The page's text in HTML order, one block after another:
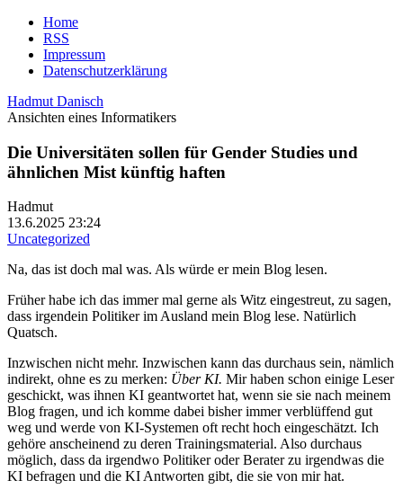
Home
RSS
Impressum
Datenschutzerklärung
Hadmut Danisch
Ansichten eines Informatikers
Die Universitäten sollen für Gender Studies und
ähnlichen Mist künftig haften
Hadmut
13.6.2025 23:24
Uncategorized
Na, das ist doch mal was. Als würde er mein Blog lesen.
Früher habe ich das immer mal gerne als Witz eingestreut, zu sagen,
dass irgendein Politiker im Ausland mein Blog lese. Natürlich
Quatsch.
Inzwischen nicht mehr. Inzwischen kann das durchaus sein, nämlich
indirekt, ohne es zu merken: Über KI. Mir haben schon einige Leser
geschickt, was ihnen KI geantwortet hat, wenn sie sie nach meinem
Blog fragen, und ich komme dabei bisher immer verblüffend gut
weg und werde von KI-Systemen oft recht hoch eingeschätzt. Ich
gehöre anscheinend zu deren Trainingsmaterial. Also durchaus
möglich, dass da irgendwo Politiker oder Berater zu irgendwas die
KI befragen und die KI Antworten gibt, die sie von mir hat.